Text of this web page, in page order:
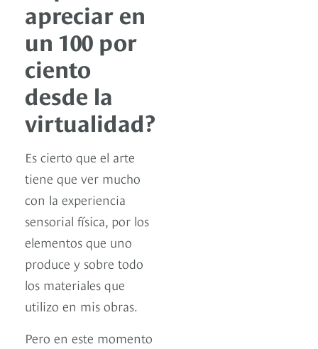
apreciar en
un 100 por
ciento
desde la
virtualidad?
Es cierto que el arte
tiene que ver mucho
con la experiencia
sensorial física, por los
elementos que uno
produce y sobre todo
los materiales que
utilizo en mis obras.
Pero en este momento